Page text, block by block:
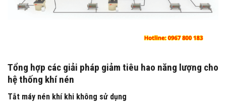
Tổng hợp các giải pháp giảm tiêu hao năng lượng cho
hệ thống khí nén
Tắt máy nén khí khi không sử dụng